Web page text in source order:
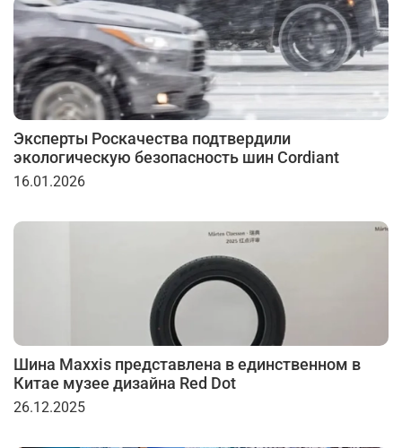
Эксперты Роскачества подтвердили
экологическую безопасность шин Cordiant
16.01.2026
Шина Maxxis представлена в единственном в
Китае музее дизайна Red Dot
26.12.2025